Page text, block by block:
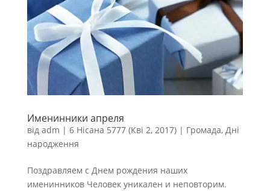
Именинники апреля
від adm | 6 Нісана 5777 (Кві 2, 2017)| Громада, Дні
народження
Поздравляем с Днем рождения наших
именинников Человек уникален и неповторим.